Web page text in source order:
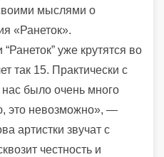
мыслями о
«Ранеток».
уже крутятся во
так 15. Практически с
было очень много
это невозможно», —
артистки звучат с
честность и